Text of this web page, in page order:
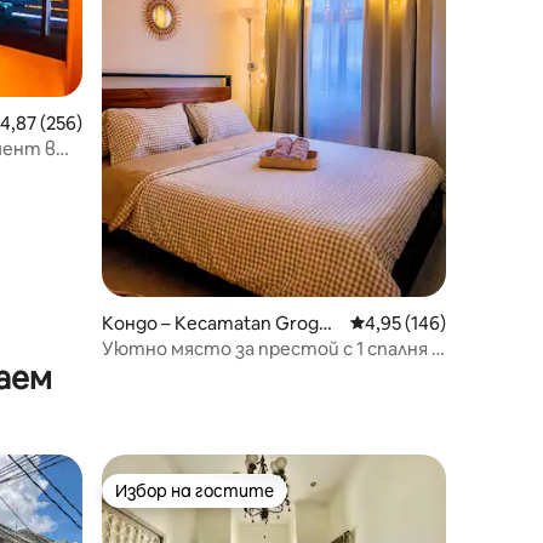
оценка: 4,87 от 5, 256 отзива
4,87 (256)
в
Кондо – Kecamatan Grogol
petamburan
Средна оценка: 4,95
4,95 (146)
Уютно място за престой с 1 спалня в
Избор на гостите
Избор на гостите